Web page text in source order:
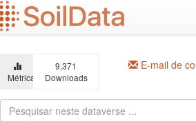
Ir
para
o
principal
Métricas
9,371
Downloads
E-mail de